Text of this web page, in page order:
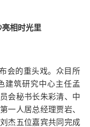
相时光里
会的重头戏。众目所
建筑研究中心主任孟
会秘书长朱彩清、中
一人居总经理贾岩、
杰五位嘉宾共同完成